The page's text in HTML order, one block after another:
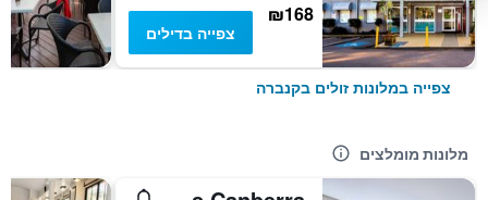
₪168
צפייה בדילים
צפייה במלונות זולים בקנברה
מלונות מומלצים